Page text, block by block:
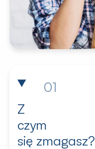
01
Z
czym
się zmagasz?